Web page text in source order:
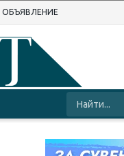
ОБЪЯВЛЕНИЕ